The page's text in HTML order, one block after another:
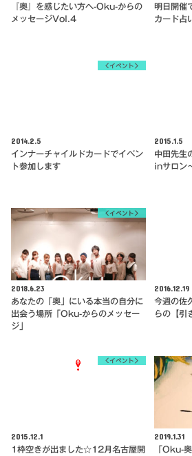
『奥』を感じたい方へ-Oku-からの
メッセージVol.4
明日開催
カード占
＜イベント＞
2014.2.5
インナーチャイルドカードでイベン
ト参加します
2015.1.5
中田先生
inサロン
＜イベント＞
2018.6.23
あなたの「奥」にいる本当の自分に
出会う場所「Oku-からのメッセー
ジ」
2016.12.19
今週の佐
らの【引
＜イベント＞
2015.12.1
1枠空きが出ました☆12月名古屋開
2019.1.31
「Oku-